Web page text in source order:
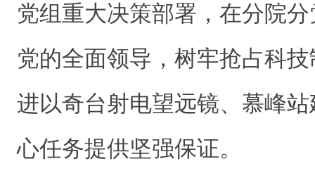
党组重大决策部署，在分院
党的全面领导，树牢抢占科
进以奇台射电望远镜、慕峰
心任务提供坚强保证。